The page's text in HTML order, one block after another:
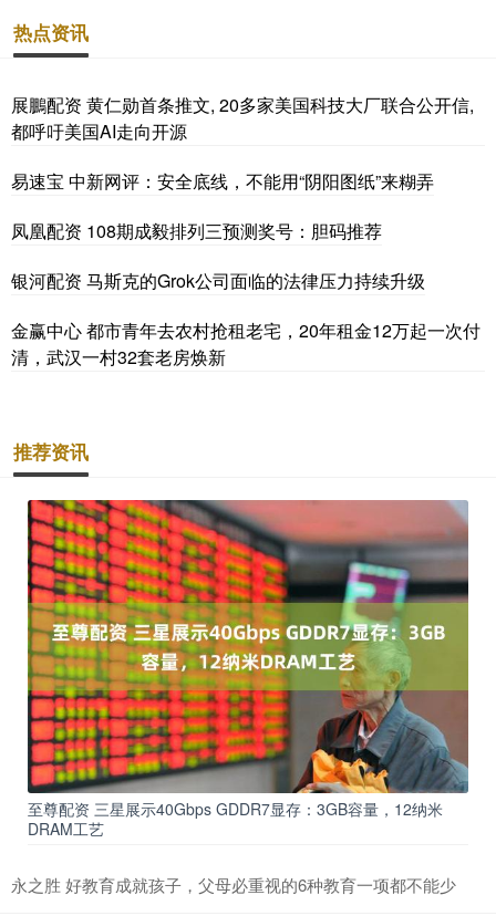
热点资讯
展鵬配资 黄仁勋首条推文, 20多家美国科技大厂联合公开信,
都呼吁美国AI走向开源
易速宝 中新网评：安全底线，不能用“阴阳图纸”来糊弄
凤凰配资 108期成毅排列三预测奖号：胆码推荐
银河配资 马斯克的Grok公司面临的法律压力持续升级
金赢中心 都市青年去农村抢租老宅，20年租金12万起一次付
清，武汉一村32套老房焕新
推荐资讯
至尊配资 三星展示40Gbps GDDR7显存：3GB容量，12纳米
DRAM工艺
永之胜 好教育成就孩子，父母必重视的6种教育一项都不能少